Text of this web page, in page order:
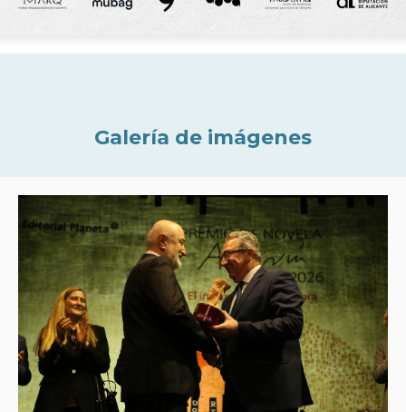
Galería de imágenes